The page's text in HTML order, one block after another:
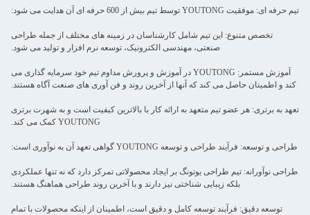
تیم حرفه ای: موفقیت YOUTONG توسط تیم بیش از 600 حرفه ای آن هدایت می شود:
تخصص متنوع: این تیم شامل کارشناسان در زمینه های مختلف از جمله طراحی
صنعتی، مهندسی الکترونیک، توسعه نرم افزار و تولید می شود.
آموزش مستمر: YOUTONG در آموزش و پرورش مداوم تیم خود سرمایه گذاری می
کند و اطمینان حاصل می کند که آنها از آخرین روند و فن آوری های صنعت آگاه هستند.
تعهد به برتری: هر عضو تیم متعهد به ارائه کار با بالاترین کیفیت است و به شهرت برتری
YOUTONG کمک می کند.
طراحی و توسعه: فرآیند طراحی و توسعه YOUTONG گواهی تعهد آن به نوآوری است:
طراحی نوآورانه: تیم طراحی یوتونگ بر ایجاد محصولاتی تمرکز دارد که نه تنها عملکردی
بلکه زیبایی شناختی نیز دارند و با آخرین روند طراحی هماهنگ هستند.
توسعه دقیق: فرآیند توسعه کامل و دقیق است، اطمینان از اینکه محصولات با تمام